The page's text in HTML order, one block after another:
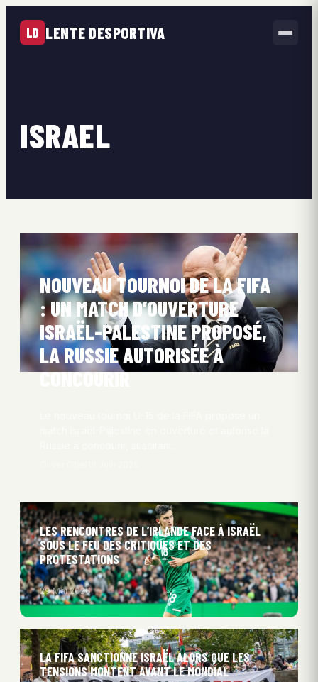
LD LENTE DESPORTIVA
ISRAEL
NOUVEAU TOURNOI DE LA FIFA
: UN MATCH D’OUVERTURE
ISRAËL-PALESTINE PROPOSÉ,
LA RUSSIE AUTORISÉE À
CONCOURIR
LES RENCONTRES DE L’IRLANDE FACE À ISRAËL
SOUS LE FEU DES CRITIQUES ET DES
PROTESTATIONS
29 Mai 2026
LA FIFA SANCTIONNE ISRAËL ALORS QUE LES
TENSIONS MONTENT AVANT LE MONDIAL